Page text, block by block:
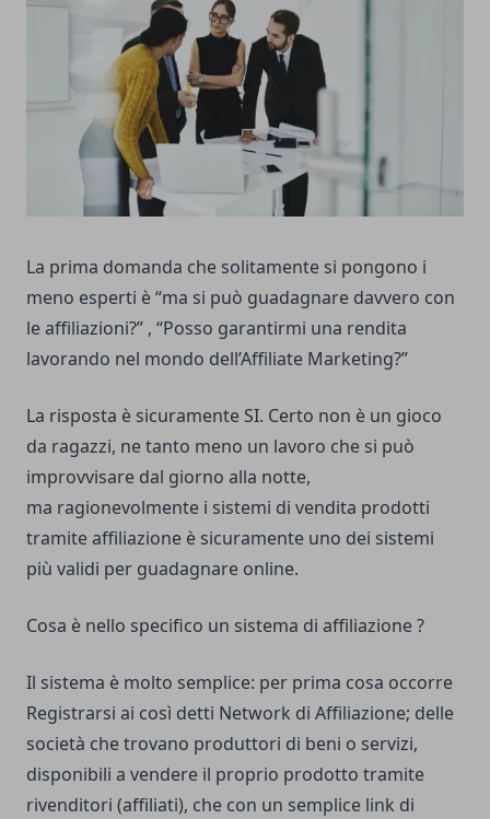
La prima domanda che solitamente si pongono i
meno esperti è “ma si può guadagnare davvero con
le affiliazioni?” , “Posso garantirmi una rendita
lavorando nel mondo dell’Affiliate Marketing?”
La risposta è sicuramente SI. Certo non è un gioco
da ragazzi, ne tanto meno un lavoro che si può
improvvisare dal giorno alla notte,
ma ragionevolmente i sistemi di vendita prodotti
tramite affiliazione è sicuramente uno dei sistemi
più validi per guadagnare online.
Cosa è nello specifico un sistema di affiliazione ?
Il sistema è molto semplice: per prima cosa occorre
Registrarsi ai così detti Network di Affiliazione; delle
società che trovano produttori di beni o servizi,
disponibili a vendere il proprio prodotto tramite
rivenditori (affiliati), che con un semplice link di